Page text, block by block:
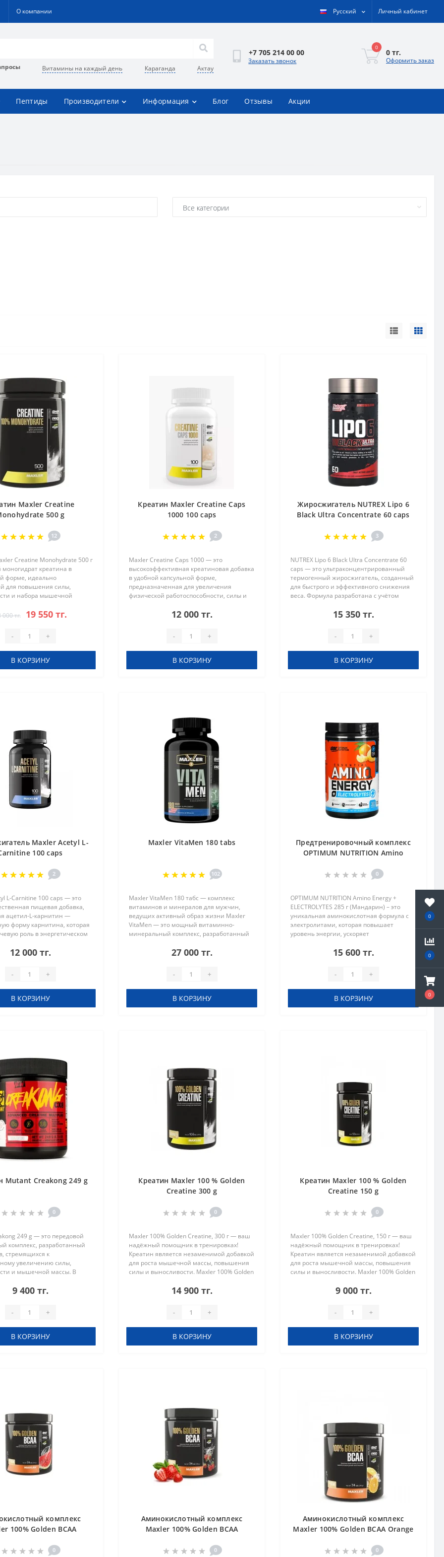
0
0
0
О компании Русский Личный кабинет
Витамины на каждый день Караганда Актау
+7 705 214 00 00
Заказать звонок
0
0 тг.
Оформить заказ
Пептиды Производители Информация Блог Отзывы Акции
Maxler Creatine
500 g
12
Creatine Monohydrate 500 г
моногидрат креатина в
форме, идеально
для повышения силы,
и набора мышечной
Увеличение уровня АТФ в
000 тг. 19 550 тг.
- +
В КОРЗИНУ
Креатин Maxler Creatine Caps
1000 100 caps
2
Maxler Creatine Caps 1000 — это
высокоэффективная креатиновая добавка
в удобной капсульной форме,
предназначенная для увеличения
физической работоспособности, силы и
содержит 1000 мг креатина моногидрата,
12 000 тг.
- +
В КОРЗИНУ
Жиросжигатель NUTREX Lipo 6
Black Ultra Concentrate 60 caps
3
NUTREX Lipo 6 Black Ultra Concentrate 60
caps — это ультраконцентрированный
термогенный жиросжигатель, созданный
для быстрого и эффективного снижения
веса. Формула разработана с учётом
веществ, которые помогают уско..
15 350 тг.
- +
В КОРЗИНУ
Maxler Acetyl L-
100 caps
2
L-Carnitine 100 caps — это
пищевая добавка,
ацетил-L-карнитин —
форму карнитина, которая
роль в энергетическом
проникать чер..
12 000 тг.
- +
В КОРЗИНУ
Maxler VitaMen 180 tabs
102
Maxler VitaMen 180 табс — комплекс
витаминов и минералов для мужчин,
ведущих активный образ жизни Maxler
VitaMen — это мощный витаминно-
минеральный комплекс, разработанный
высоким спортивным результатам и
27 000 тг.
- +
В КОРЗИНУ
Предтренировочный комплекс
OPTIMUM NUTRITION Amino
Мандарин 0
OPTIMUM NUTRITION Amino Energy +
ELECTROLYTES 285 г (Мандарин) – это
уникальная аминокислотная формула с
электролитами, которая повышает
уровень энергии, ускоряет
водный баланс в организме. Ключевые
15 600 тг.
- +
В КОРЗИНУ
Mutant Creakong 249 g
0
249 g — это передовой
комплекс, разработанный
стремящихся к
увеличению силы,
и мышечной массы. В
запатентованных форм
9 400 тг.
- +
В КОРЗИНУ
Креатин Maxler 100 % Golden
Creatine 300 g
0
Maxler 100% Golden Creatine, 300 г — ваш
надёжный помощник в тренировках!
Креатин является незаменимой добавкой
для роста мышечной массы, повышения
силы и выносливости. Maxler 100% Golden
продуктов своей микронизиров..
14 900 тг.
- +
В КОРЗИНУ
Креатин Maxler 100 % Golden
Creatine 150 g
0
Maxler 100% Golden Creatine, 150 г — ваш
надёжный помощник в тренировках!
Креатин является незаменимой добавкой
для роста мышечной массы, повышения
силы и выносливости. Maxler 100% Golden
продуктов своей микронизиров..
9 000 тг.
- +
В КОРЗИНУ
комплекс
100% Golden BCAA
0
Аминокислотный комплекс
Maxler 100% Golden BCAA
0
Аминокислотный комплекс
Maxler 100% Golden BCAA Orange
0